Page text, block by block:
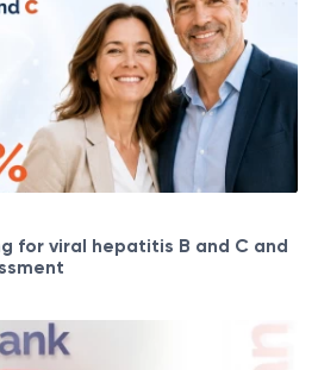
for viral hepatitis B and C and